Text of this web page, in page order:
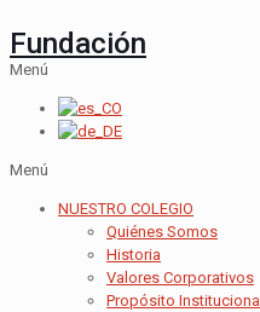
Fundación
Menú
Menú
NUESTRO COLEGIO
Quiénes Somos
Historia
Valores Corporativos
Propósito Institucional